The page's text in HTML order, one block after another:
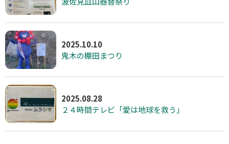
2025.10.10
鬼木の棚田まつり
2025.08.28
２４時間テレビ「愛は地球を救う」